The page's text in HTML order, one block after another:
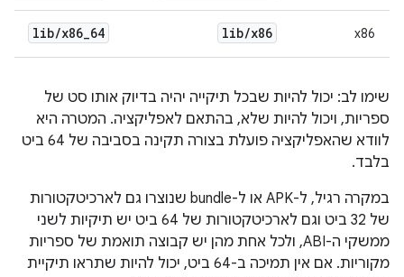
x86
lib/x86
lib/x86 64
שימו לב: יכול להיות שבכל תיקייה יהיה בדיוק אותו סט של
ספריות, ויכול להיות שלא, בהתאם לאפליקציה. המטרה היא
לוודא שהאפליקציה פועלת בצורה תקינה בסביבה של 64 ביט
בלבד.
במקרה רגיל, ל-APK או ל-bundle שנוצרו גם לארכיטקטורות
של 32 ביט וגם לארכיטקטורות של 64 ביט יש תיקיות לשני
ממשקי ה-ABI, ולכל אחת מהן יש קבוצה תואמת של ספריות
מקוריות. אם אין תמיכה ב-64 ביט, יכול להיות שתראו תיקיית